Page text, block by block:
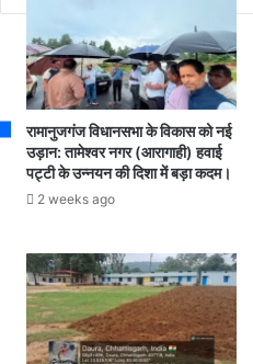
र्ट
बा
स्वा
स्थ्य
वि
भा
चा
कं
अं
सं
स्का
के
लि
ल
टा
स्क
फो
रामानुजगंज विधानसभा के विकास को नई
उड़ान: तामेश्वर नगर (आरागाही) हवाई
पट्टी के उन्नयन की दिशा में बड़ा कदम।
2 weeks ago